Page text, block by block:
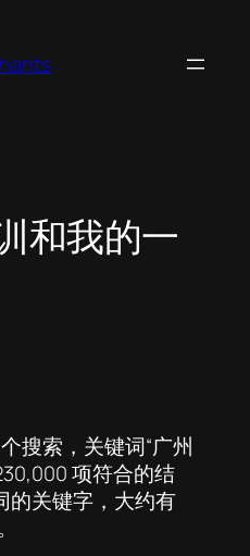
和我的一
搜索，关键词“广州
项符合的结
的关键字，大约有